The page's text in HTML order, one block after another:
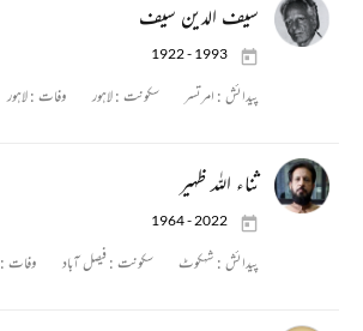
سیف الدین سیف
1922 - 1993
پیدائش : امرتسر سکونت :لاہور وفات :لاہور
ثناء اللہ ظہیر
1964 - 2022
پیدائش : شہکوٹ سکونت :فیصل آباد وفات :